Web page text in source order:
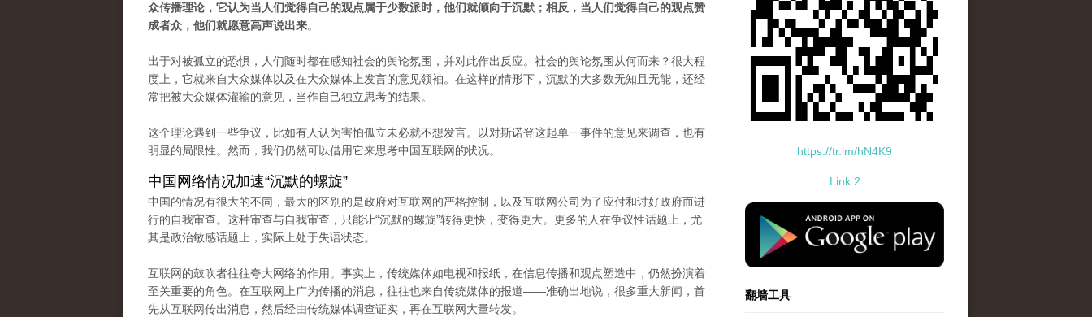
众传播理论，它认为当人们觉得自己的观点属于少数派时，他们就倾向于沉默；相反，当人们觉得自己的观点赞
成者众，他们就愿意高声说出来。
出于对被孤立的恐惧，人们随时都在感知社会的舆论氛围，并对此作出反应。社会的舆论氛围从何而来？很大程
度上，它就来自大众媒体以及在大众媒体上发言的意见领袖。在这样的情形下，沉默的大多数无知且无能，还经
常把被大众媒体灌输的意见，当作自己独立思考的结果。
这个理论遇到一些争议，比如有人认为害怕孤立未必就不想发言。以对斯诺登这起单一事件的意见来调查，也有
明显的局限性。然而，我们仍然可以借用它来思考中国互联网的状况。
中国网络情况加速“沉默的螺旋”
中国的情况有很大的不同，最大的区别的是政府对互联网的严格控制，以及互联网公司为了应付和讨好政府而进
行的自我审查。这种审查与自我审查，只能让“沉默的螺旋”转得更快，变得更大。更多的人在争议性话题上，尤
其是政治敏感话题上，实际上处于失语状态。
互联网的鼓吹者往往夸大网络的作用。事实上，传统媒体如电视和报纸，在信息传播和观点塑造中，仍然扮演着
至关重要的角色。在互联网上广为传播的消息，往往也来自传统媒体的报道——准确出地说，很多重大新闻，首
先从互联网传出消息，然后经由传统媒体调查证实，再在互联网大量转发。
https://tr.im/hN4K9
Link 2
standard-icon-googleplay-app-store.png
翻墙工具